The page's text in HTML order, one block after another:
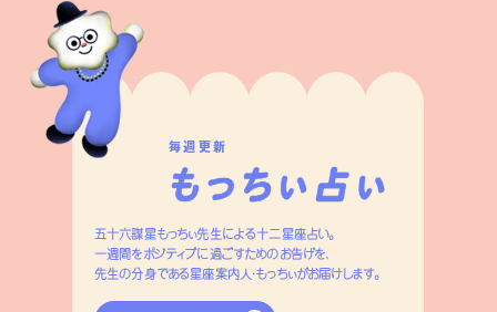
毎週更新
五十六謀星もっちぃ先生による十二星座占い。
一週間をポジティブに過ごすためのお告げを、
先生の分身である星座案内人・もっちぃがお届けします。